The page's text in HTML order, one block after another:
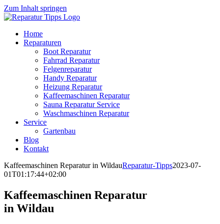
Zum Inhalt springen
Home
Reparaturen
Boot Reparatur
Fahrrad Reparatur
Felgenreparatur
Handy Reparatur
Heizung Reparatur
Kaffeemaschinen Reparatur
Sauna Reparatur Service
Waschmaschinen Reparatur
Service
Gartenbau
Blog
Kontakt
Kaffeemaschinen Reparatur in WildauReparatur-Tipps2023-07-
01T01:17:44+02:00
Kaffeemaschinen Reparatur
in Wildau